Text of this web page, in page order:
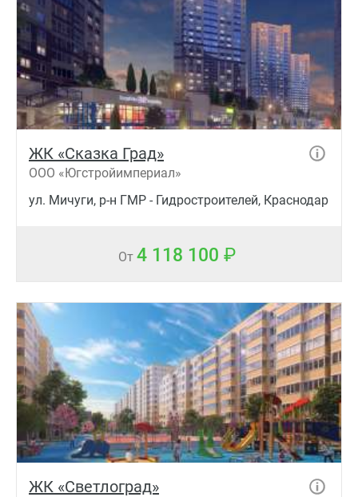
ЖК «Сказка Град»
ООО «Югстройимпериал»
ул. Мичуги, р-н ГМР - Гидростроителей, Краснодар
От 4 118 100
ЖК «Светлоград»